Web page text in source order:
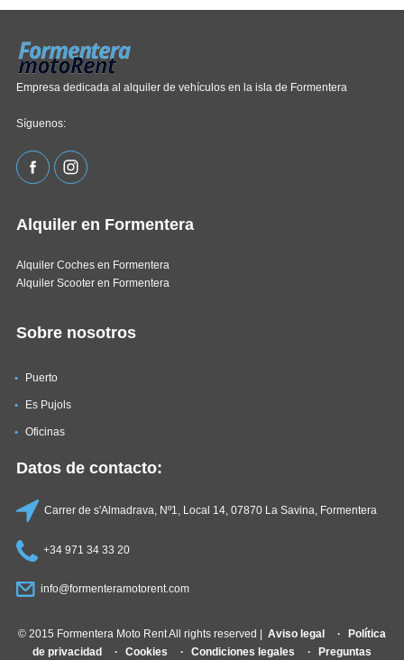
Empresa dedicada al alquiler de vehículos en la isla de Formentera
Síguenos:
Alquiler en Formentera
Alquiler Coches en Formentera
Alquiler Scooter en Formentera
Sobre nosotros
Puerto
Es Pujols
Oficinas
Datos de contacto:
Carrer de s'Almadrava, Nº1, Local 14, 07870 La Savina, Formentera
+34 971 34 33 20
info@formenteramotorent.com
© 2015 Formentera Moto Rent All rights reserved | Aviso legal
Política
de privacidad
Cookies Condiciones legales Preguntas